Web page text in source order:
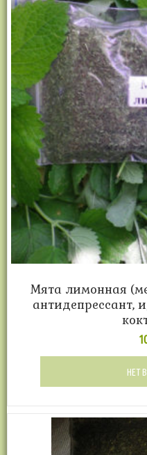
Мята лимонная
антидепрессант,
НЕТ